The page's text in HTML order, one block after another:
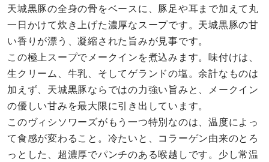
天城黒豚の全身の骨をベースに、豚足や耳まで加えて丸
一日かけて炊き上げた濃厚なスープです。天城黒豚の甘
い香りが漂う、凝縮された旨みが見事です。
この極上スープでメークインを煮込みます。味付けは、
生クリーム、牛乳、そしてゲランドの塩。余計なものは
加えず、天城黒豚ならではの力強い旨みと、メークイン
の優しい甘みを最大限に引き出しています。
このヴィシソワーズがもう一つ特別なのは、温度によっ
て食感が変わること。冷たいと、コラーゲン由来のとろ
っとした、超濃厚でパンチのある喉越しです。少し常温